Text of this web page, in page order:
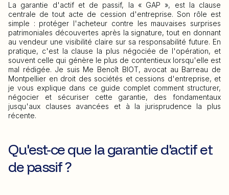
La garantie d'actif et de passif, la « GAP », est la clause
centrale de tout acte de cession d'entreprise. Son rôle est
simple : protéger l'acheteur contre les mauvaises surprises
patrimoniales découvertes après la signature, tout en donnant
au vendeur une visibilité claire sur sa responsabilité future. En
pratique, c'est la clause la plus négociée de l'opération, et
souvent celle qui génère le plus de contentieux lorsqu'elle est
mal rédigée. Je suis Me Benoît BIOT, avocat au Barreau de
Montpellier en droit des sociétés et cessions d'entreprise, et
je vous explique dans ce guide complet comment structurer,
négocier et sécuriser cette garantie, des fondamentaux
jusqu'aux clauses avancées et à la jurisprudence la plus
récente.
Qu'est-ce que la garantie d'actif et
de passif ?